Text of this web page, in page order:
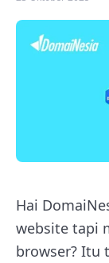
Hai
website tapi
browser? Itu